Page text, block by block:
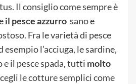
Il consiglio come sempre è
il pesce azzurro sano e
Fra le varietà di pesce
l’acciuga, le sardine,
il pesce spada, tutti molto
le cotture semplici come